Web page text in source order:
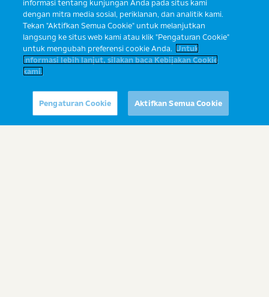
Ibu ingin konsultasi?
Yuk, tanyakan ke Sahabat Ibu Prima
informasi tentang kunjungan Anda pada situs kami
dengan mitra media sosial, periklanan, dan analitik kami.
Tekan "Aktifkan Semua Cookie" untuk melanjutkan
langsung ke situs web kami atau klik "Pengaturan Cookie"
untuk mengubah preferensi cookie Anda. Untuk
informasi lebih lanjut, silakan baca Kebijakan Cookie
kami.
Pengaturan Cookie Aktifkan Semua Cookie